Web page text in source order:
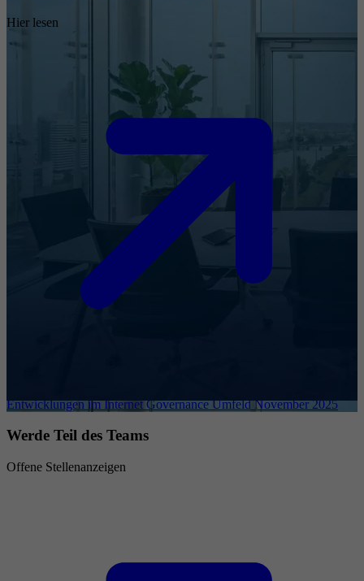
Hier lesen
Entwicklungen im Internet Governance Umfeld November 2025
Werde Teil des Teams
Offene Stellenanzeigen